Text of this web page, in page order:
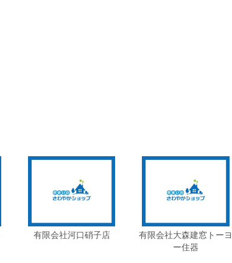
有限会社河口硝子店
有限会社大森建窓トーヨ
ー住器